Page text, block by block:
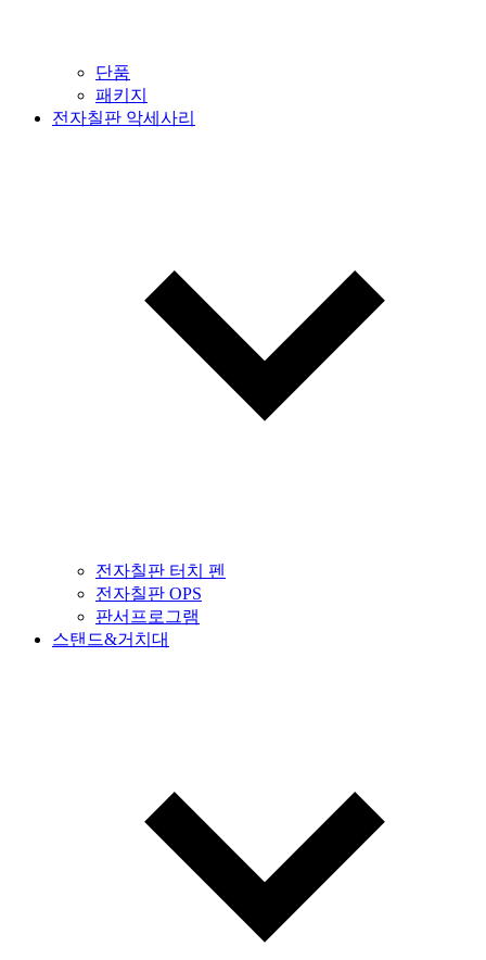
단품
패키지
전자칠판 악세사리
전자칠판 터치 펜
전자칠판 OPS
판서프로그램
스탠드&거치대